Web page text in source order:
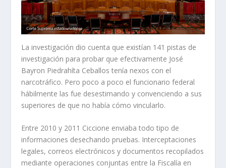
La investigación dio cuenta que existían 141 pistas de
investigación para probar que efectivamente José
Bayron Piedrahíta Ceballos tenía nexos con el
narcotráfico. Pero poco a poco el funcionario federal
hábilmente las fue desestimando y convenciendo a sus
superiores de que no había cómo vincularlo.
Entre 2010 y 2011 Ciccione enviaba todo tipo de
informaciones desechando pruebas. Interceptaciones
legales, correos electrónicos y documentos recopilados
mediante operaciones conjuntas entre la Fiscalía en